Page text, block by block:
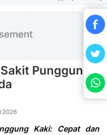
Punggung
2026
Kaki: Cepat dan